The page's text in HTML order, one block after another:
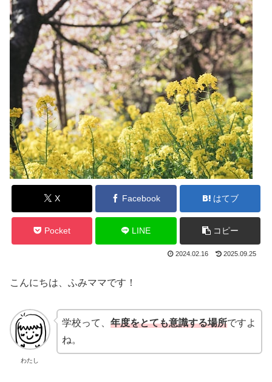
X Facebook はてブ
Pocket LINE コピー
2024.02.16 2025.09.25
こんにちは、ふみママです！
わたし
学校って、 年度をとても意識する場所ですよ
ね。